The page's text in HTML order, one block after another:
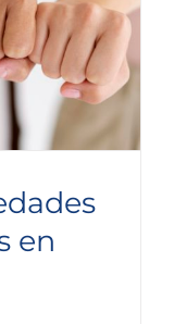
en